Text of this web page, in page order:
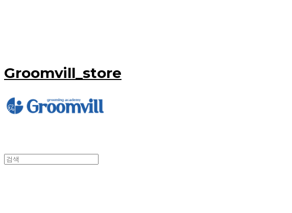
Groomvill_store